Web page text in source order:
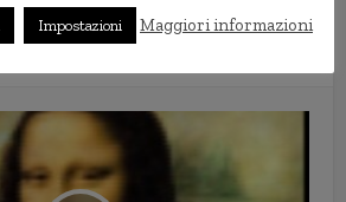
Impostazioni Maggiori informazioni